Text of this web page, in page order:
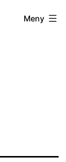
Meny